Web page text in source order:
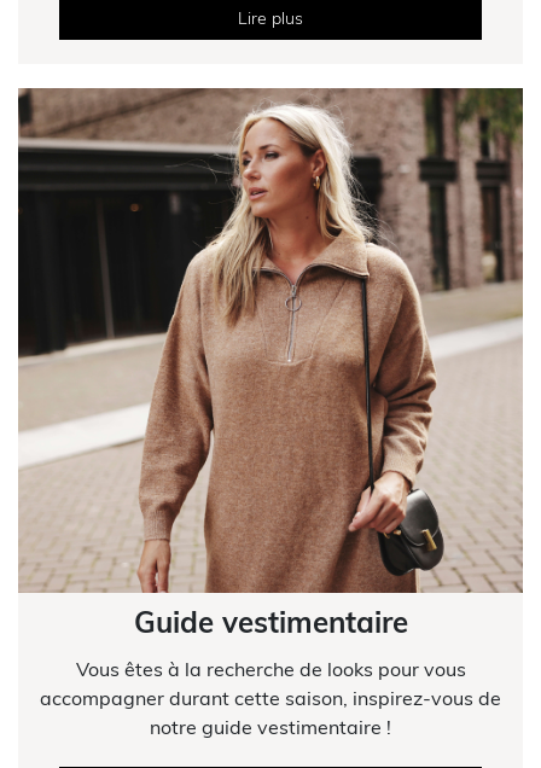
Lire plus
Guide vestimentaire
Vous êtes à la recherche de looks pour vous
accompagner durant cette saison, inspirez-vous de
notre guide vestimentaire !